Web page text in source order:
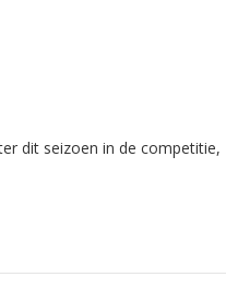
dit seizoen in de competitie,